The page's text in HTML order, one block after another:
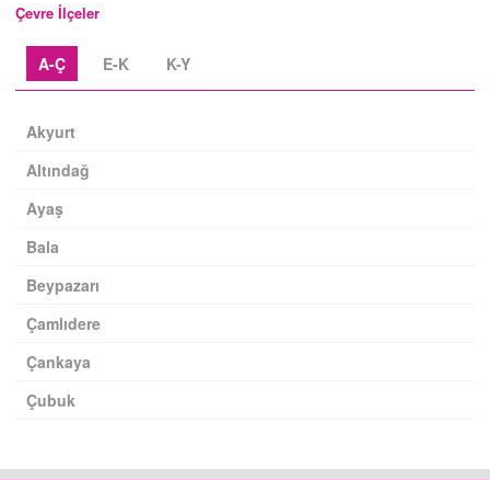
Çevre İlçeler
A-Ç E-K K-Y
Akyurt
Altındağ
Ayaş
Bala
Beypazarı
Çamlıdere
Çankaya
Çubuk